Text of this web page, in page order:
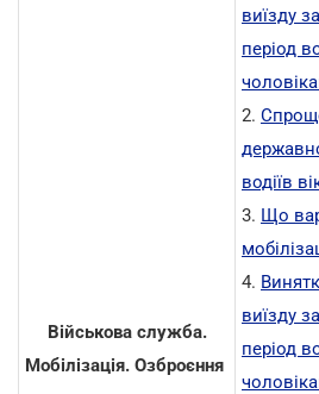
Військова служба.
Мобілізація. Озброєння
виїзду
період
2.
водіїв
3. Що
4.
виїзду
період